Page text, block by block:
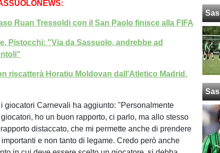
Ruan Tressoldi con il San Paolo finisce alla FIFA
Pistocchi: "Via da Sassuolo, andrebbe ad
riscatterà Horatiu Moldovan dall'Atletico Madrid.
giocatori Carnevali ha aggiunto: "Personalmente
ho un buon rapporto, ci parlo, ma allo stesso
distaccato, che mi permette anche di prendere
e non tanto di legame. Credo però anche